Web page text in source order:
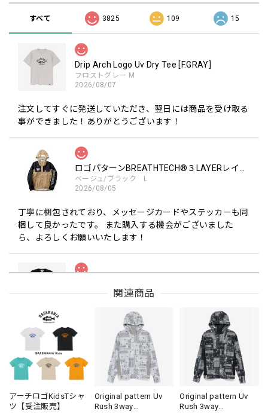
すべて 3825 109 15
Drip Arch Logo Uv Dry Tee [F.GRAY]
フロストグレー M
2026/08/07
注文してすぐに発送していただき、翌日には商品を受け取る
事ができました！ありがとうございます！
ベージュ/ブラック L
2026/08/05
丁寧に梱包されており、メッセージカードやステッカーも同
梱して良かったです。 また購入する機会がございました
ら、よろしくお願いいたします！
ブラック L
【Double.H】MIR
Daeun / BlackSilver
2026/07/31
MIR届きました。発送まで迅速に対応して頂きありがとうご
ざいました。
関連商品
アーチロゴKidsTシャ
ツ【受注販売】
Original pattern Uv
Rush 3way
Original pattern Uv
Rush 3way